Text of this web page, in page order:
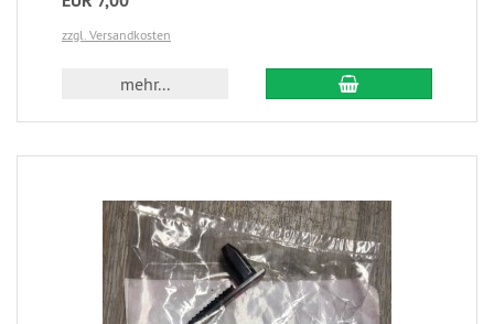
zzgl. Versandkosten
mehr...